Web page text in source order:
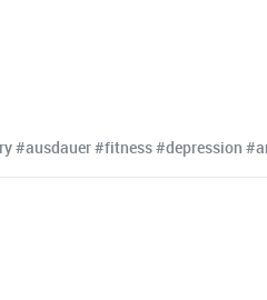
#ausdauer #fitness #depression